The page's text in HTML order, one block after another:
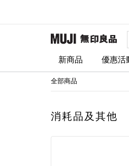
新商品 優惠活
全部商品
消耗品及其他